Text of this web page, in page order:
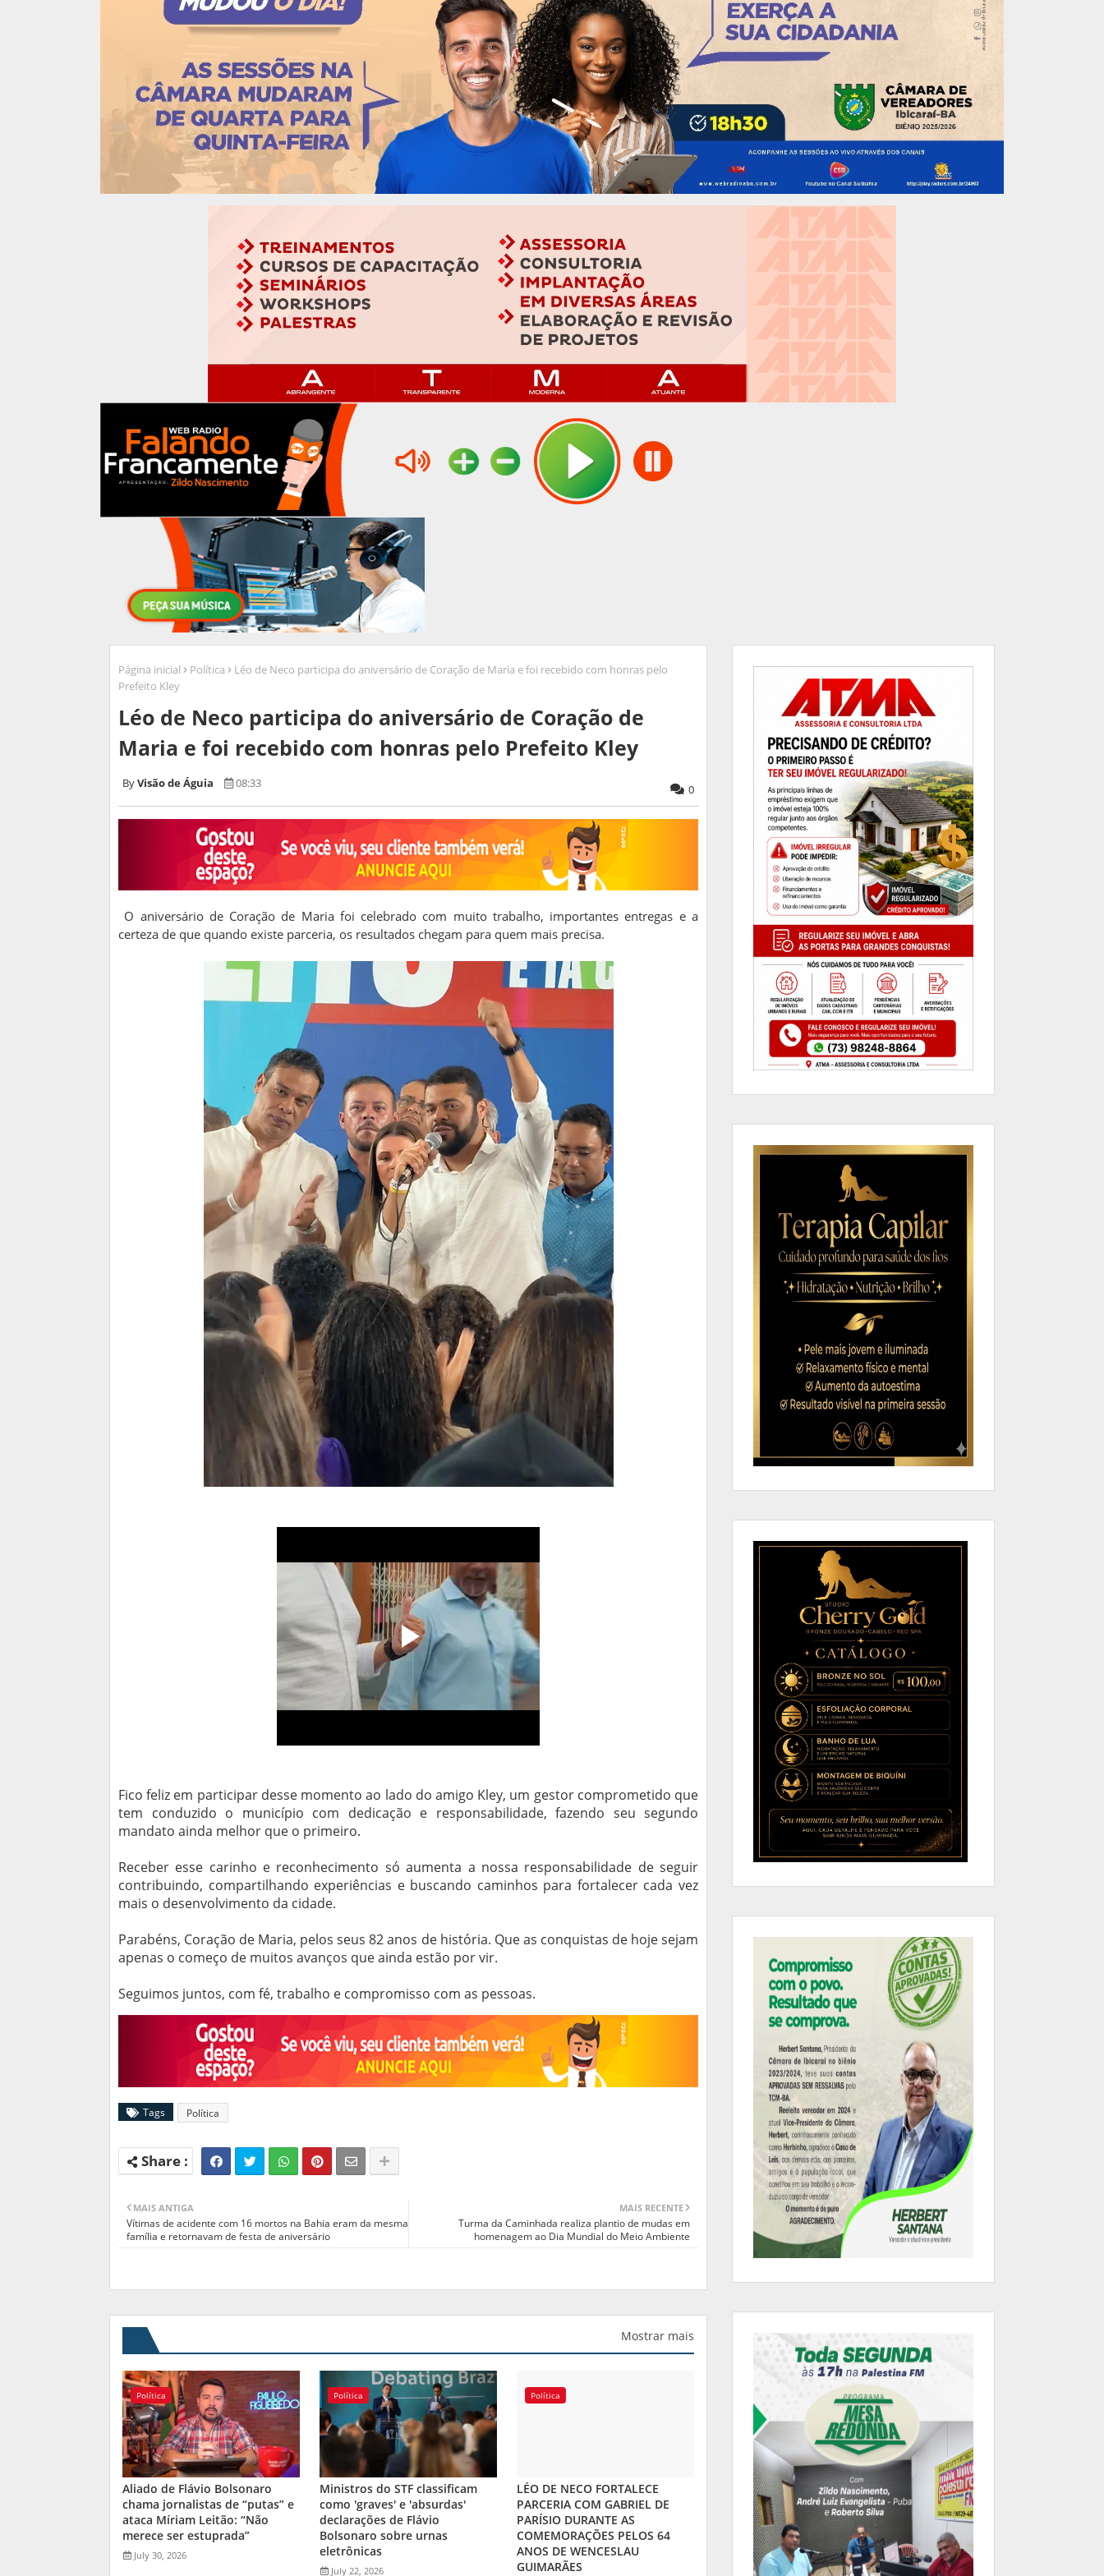
Página inicial Política
Léo de Neco participa do aniversário de Coração de Maria e foi recebido com honras pelo
Prefeito Kley
Léo de Neco participa do aniversário de Coração de
Maria e foi recebido com honras pelo Prefeito Kley
Visão de Águia 08:33 0
O aniversário de Coração de Maria foi celebrado com muito trabalho, importantes entregas e a
certeza de que quando existe parceria, os resultados chegam para quem mais precisa.
Fico feliz em participar desse momento ao lado do amigo Kley, um gestor comprometido que
tem conduzido o município com dedicação e responsabilidade, fazendo seu segundo
mandato ainda melhor que o primeiro.
Receber esse carinho e reconhecimento só aumenta a nossa responsabilidade de seguir
contribuindo, compartilhando experiências e buscando caminhos para fortalecer cada vez
mais o desenvolvimento da cidade.
Parabéns, Coração de Maria, pelos seus 82 anos de história. Que as conquistas de hoje sejam
apenas o começo de muitos avanços que ainda estão por vir.
Seguimos juntos, com fé, trabalho e compromisso com as pessoas.
Tags Política
MAIS RECENTE
Turma da Caminhada realiza plantio de mudas em
homenagem ao Dia Mundial do Meio Ambiente
MAIS ANTIGA
Vítimas de acidente com 16 mortos na Bahia eram da mesma
família e retornavam de festa de aniversário
Mostrar mais
Política
Aliado de Flávio Bolsonaro
chama jornalistas de “putas” e
ataca Míriam Leitão: “Não
merece ser estuprada”
July 30, 2026
Política
Ministros do STF classificam
como 'graves' e 'absurdas'
declarações de Flávio
Bolsonaro sobre urnas
eletrônicas
July 22, 2026
Política
LÉO DE NECO FORTALECE
PARCERIA COM GABRIEL DE
PARÍSIO DURANTE AS
COMEMORAÇÕES PELOS 64
ANOS DE WENCESLAU
GUIMARÃES